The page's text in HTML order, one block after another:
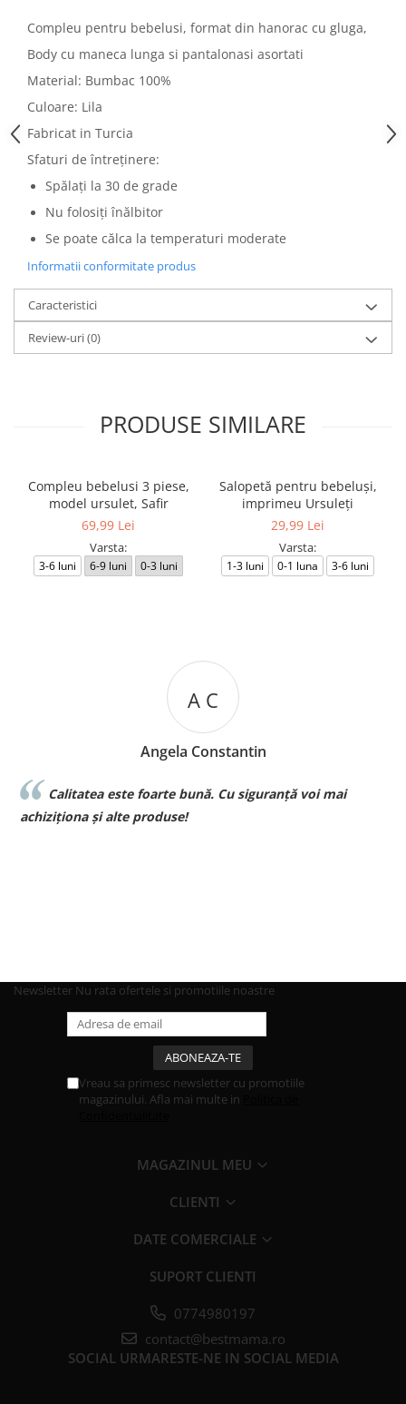
Compleu pentru bebelusi, format din hanorac cu gluga,
Body cu maneca lunga si pantalonasi asortati
Material: Bumbac 100%
Culoare: Lila
Fabricat in Turcia
Sfaturi de întreținere:
Spălați la 30 de grade
Nu folosiți înălbitor
Se poate călca la temperaturi moderate
Informatii conformitate produs
Caracteristici
Review-uri(0)
PRODUSE SIMILARE
Compleu bebelusi 3 piese,
model ursulet, Safir
69,99 Lei
Varsta:
3-6 luni 6-9 luni 0-3 luni
Salopetă pentru bebeluși,
imprimeu Ursuleți
29,99 Lei
Varsta:
1-3 luni 0-1 luna 3-6 luni
A C
Angela Constantin
Calitatea este foarte bună. Cu siguranță voi mai
achiziționa și alte produse!
Newsletter Nu rata ofertele si promotiile noastre
Vreau sa primesc newsletter cu promotiile
magazinului. Afla mai multe in
MAGAZINUL MEU
CLIENTI
DATE COMERCIALE
SUPORT CLIENTI
0774980197
contact@bestmama.ro
SOCIAL URMARESTE-NE IN SOCIAL MEDIA